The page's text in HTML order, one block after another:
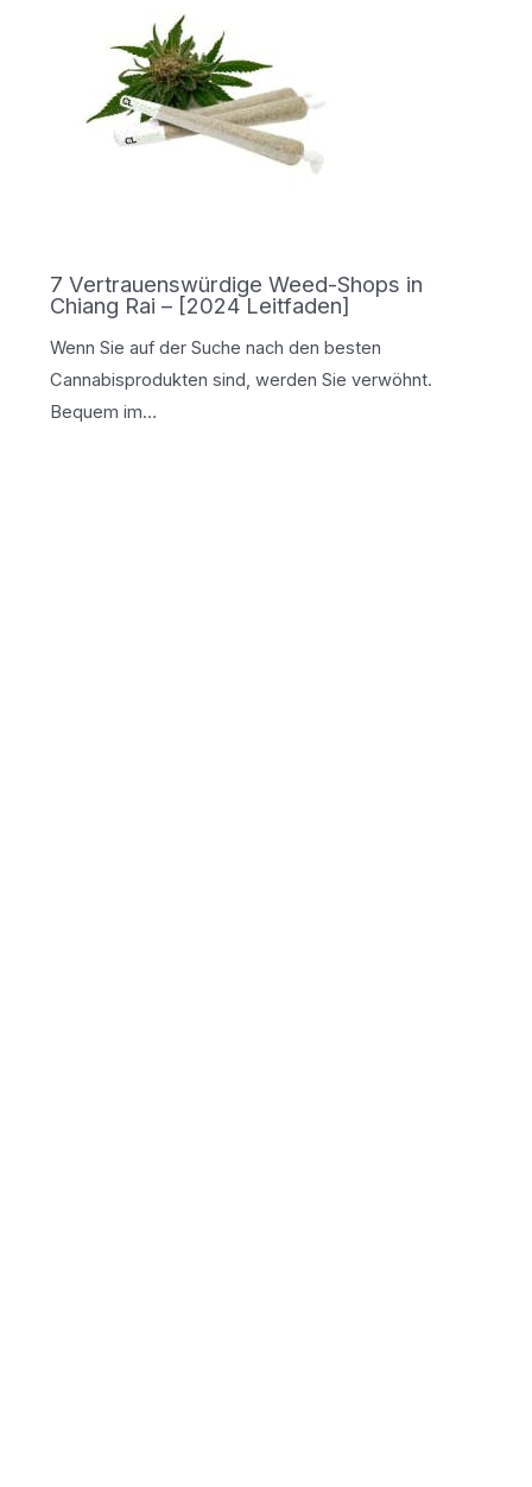
7 Vertrauenswürdige Weed-Shops in
Chiang Rai – [2024 Leitfaden]
Wenn Sie auf der Suche nach den besten
Cannabisprodukten sind, werden Sie verwöhnt.
Bequem im…